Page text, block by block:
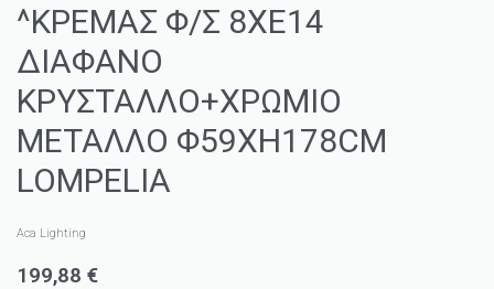
^ΚΡΕΜΑΣ Φ/Σ 8ΧΕ14
ΔΙΑΦΑΝΟ
ΚΡΥΣΤΑΛΛΟ+ΧΡΩΜΙΟ
ΜΕΤΑΛΛΟ Φ59ΧΗ178CM
LOMPELIA
Aca Lighting
199,88 €